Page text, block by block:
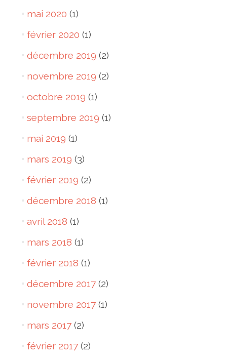
mai 2020 (1)
février 2020 (1)
décembre 2019 (2)
novembre 2019 (2)
octobre 2019 (1)
septembre 2019 (1)
mai 2019 (1)
mars 2019 (3)
février 2019 (2)
décembre 2018 (1)
avril 2018 (1)
mars 2018 (1)
février 2018 (1)
décembre 2017(2)
novembre 2017(1)
mars 2017(2)
février 2017(2)